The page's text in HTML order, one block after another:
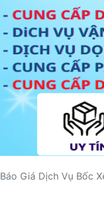
Báo Giá Dịch Vụ Bốc